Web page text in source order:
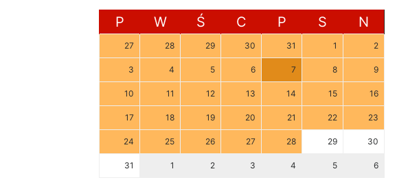
P W Ś C P S N
27 28 29 30 31 1 2
3 4 5 6 7 8 9
10 11 12 13 14 15 16
17 18 19 20 21 22 23
24 25 26 27 28 29 30
31 1 2 3 4 5 6